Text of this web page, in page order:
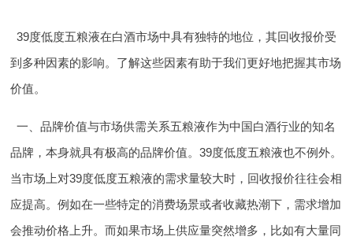
39度低度五粮液在白酒市场中具有独特的地位，其回收报价受
到多种因素的影响。了解这些因素有助于我们更好地把握其市场
价值。
一、品牌价值与市场供需关系五粮液作为中国白酒行业的知名
品牌，本身就具有极高的品牌价值。39度低度五粮液也不例外。
当市场上对39度低度五粮液的需求量较大时，回收报价往往会相
应提高。例如在一些特定的消费场景或者收藏热潮下，需求增加
会推动价格上升。而如果市场上供应量突然增多，比如有大量同